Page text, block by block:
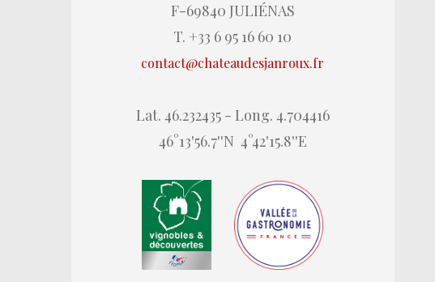
F-69840 JULIÉNAS
T. +33 6 95 16 60 10
contact@chateaudesjanroux.fr
Lat. 46.232435 - Long. 4.704416
46°13'56.7''N 4°42'15.8''E